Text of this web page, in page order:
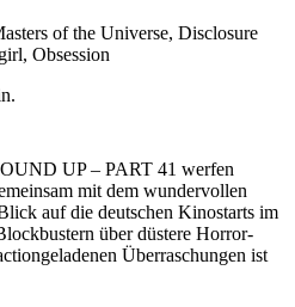
of the Universe, Disclosure
Obsession
UP – PART 41 werfen
mit dem wundervollen
auf die deutschen Kinostarts im
über düstere Horror-
Überraschungen ist